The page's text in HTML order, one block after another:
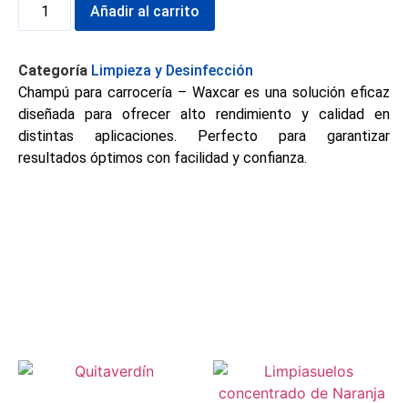
Añadir al carrito
Categoría Limpieza y Desinfección
Champú para carrocería – Waxcar es una solución eficaz
diseñada para ofrecer alto rendimiento y calidad en
distintas aplicaciones. Perfecto para garantizar
resultados óptimos con facilidad y confianza.